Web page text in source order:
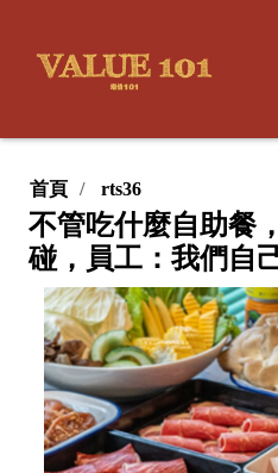
首頁 rts36
不管吃什麼自助餐
碰，員工：我們自